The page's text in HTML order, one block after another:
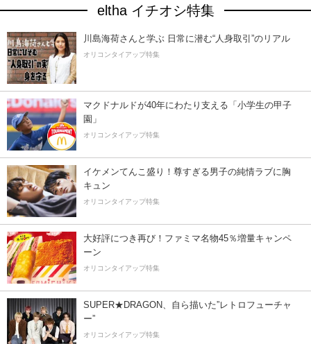
eltha イチオシ特集
川島海荷さんと学ぶ 日常に潜む“人身取引”のリアル
オリコンタイアップ特集
マクドナルドが40年にわたり支える「小学生の甲子
園」
オリコンタイアップ特集
イケメンてんこ盛り！尊すぎる男子の純情ラブに胸
キュン
オリコンタイアップ特集
大好評につき再び！ファミマ名物45％増量キャンペ
ーン
オリコンタイアップ特集
SUPER★DRAGON、自ら描いた”レトロフューチャ
ー”
オリコンタイアップ特集